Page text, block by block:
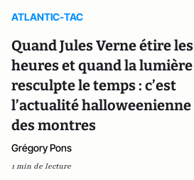
ATLANTIC-TAC
Quand Jules Verne étire les
heures et quand la lumière
resculpte le temps : c’est
l’actualité halloweenienne
des montres
Grégory Pons
1 min de lecture